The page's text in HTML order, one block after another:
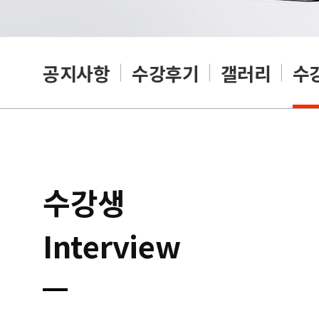
공지사항 수강후기 갤러리 수
수강생
Interview